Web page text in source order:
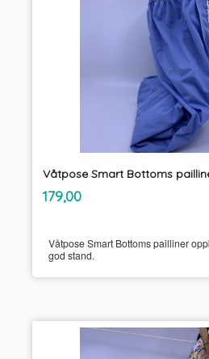
Pris
179,00mva.
Våtpose Smart Bottoms pailliner
god stand.